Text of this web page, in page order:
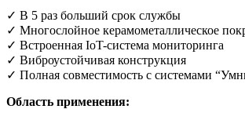
✓ В 5 раз больший срок службы
✓ Многослойное керамометаллическое
✓ Встроенная IoT-система мониторинга
✓ Виброустойчивая конструкция
✓ Полная совместимость с системами
Область применения: